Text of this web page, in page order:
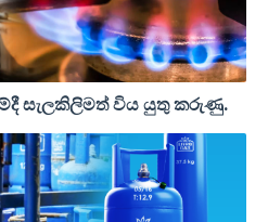
සැලකිලිමත් විය යුතු කරුණු.